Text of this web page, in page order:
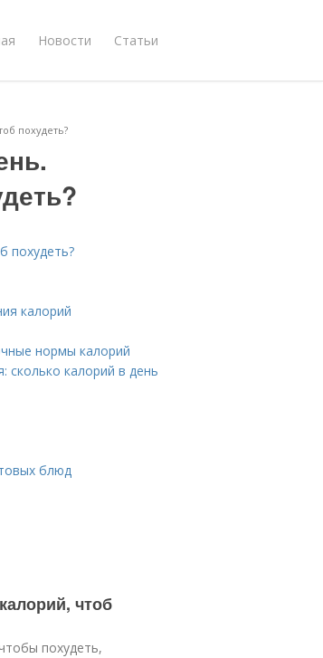
Новости Статьи
похудеть?
похудеть?
калорий
нормы калорий
сколько калорий в день
блюд
чтоб
похудеть,